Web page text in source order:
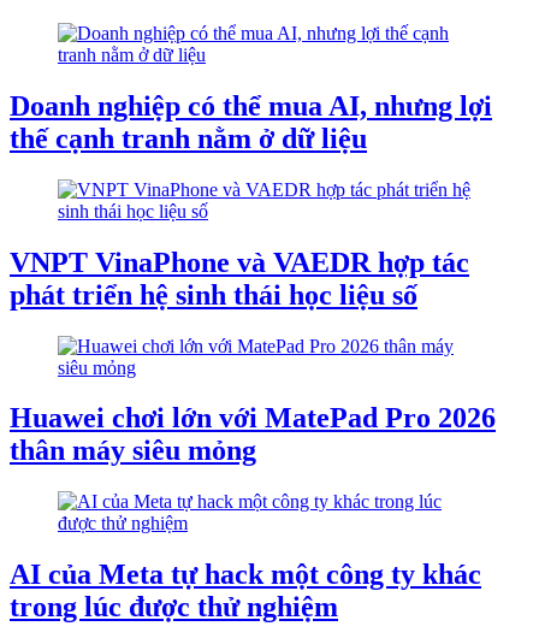
Doanh nghiệp có thể mua AI, nhưng lợi
thế cạnh tranh nằm ở dữ liệu
VNPT VinaPhone và VAEDR hợp tác
phát triển hệ sinh thái học liệu số
Huawei chơi lớn với MatePad Pro 2026
thân máy siêu mỏng
AI của Meta tự hack một công ty khác
trong lúc được thử nghiệm